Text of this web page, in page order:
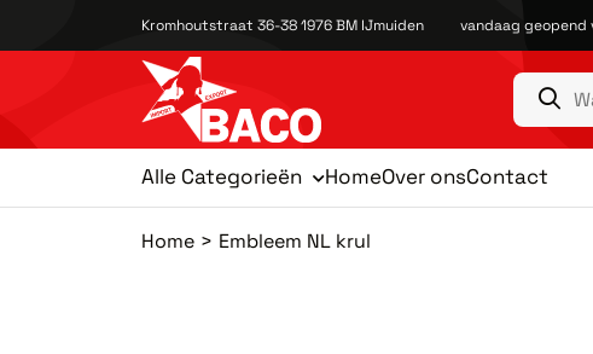
Kromhoutstraat 36-38 1976 BM IJmuiden vandaag geopend
Alle Categorieën HomeOver onsContact
Home Embleem NL krul